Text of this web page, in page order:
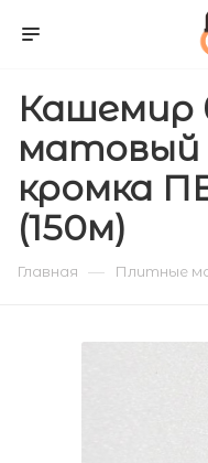
Кашемир
матовый
кромка
(150м)
Главная — Плитные